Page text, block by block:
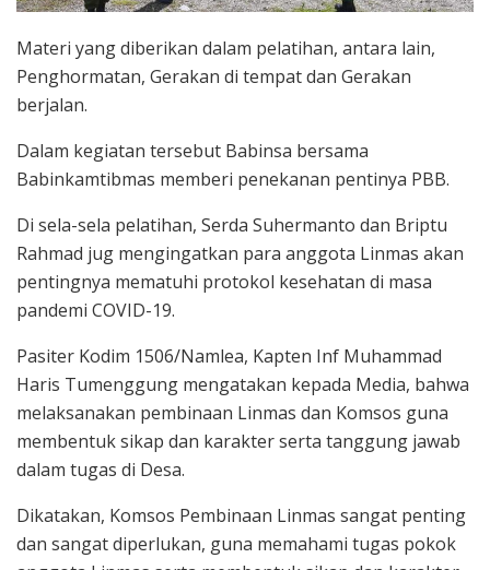
Materi yang diberikan dalam pelatihan, antara lain,
Penghormatan, Gerakan di tempat dan Gerakan
berjalan.
Dalam kegiatan tersebut Babinsa bersama
Babinkamtibmas memberi penekanan pentinya PBB.
Di sela-sela pelatihan, Serda Suhermanto dan Briptu
Rahmad jug mengingatkan para anggota Linmas akan
pentingnya mematuhi protokol kesehatan di masa
pandemi COVID-19.
Pasiter Kodim 1506/Namlea, Kapten Inf Muhammad
Haris Tumenggung mengatakan kepada Media, bahwa
melaksanakan pembinaan Linmas dan Komsos guna
membentuk sikap dan karakter serta tanggung jawab
dalam tugas di Desa.
Dikatakan, Komsos Pembinaan Linmas sangat penting
dan sangat diperlukan, guna memahami tugas pokok